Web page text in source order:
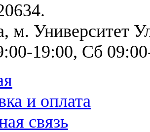
м. Университет
19:00, Сб
и оплата
связь